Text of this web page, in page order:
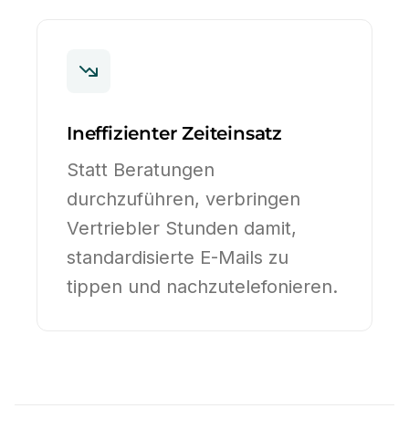
Ineffizienter Zeiteinsatz
Statt Beratungen
durchzuführen, verbringen
Vertriebler Stunden damit,
standardisierte E-Mails zu
tippen und nachzutelefonieren.